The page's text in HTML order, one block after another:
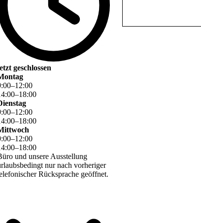
geschlossen
:00–12:00
:00–18:00
:00–12:00
:00–18:00
:00–12:00
:00–18:00
und unsere Ausstellung
nur nach vorheriger
Rücksprache geöffnet.